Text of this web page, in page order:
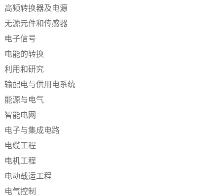
高频转换器及电源
无源元件和传感器
电子信号
电能的转换
利用和研究
输配电与供用电系统
能源与电气
智能电网
电子与集成电路
电缆工程
电机工程
电动载运工程
电气控制